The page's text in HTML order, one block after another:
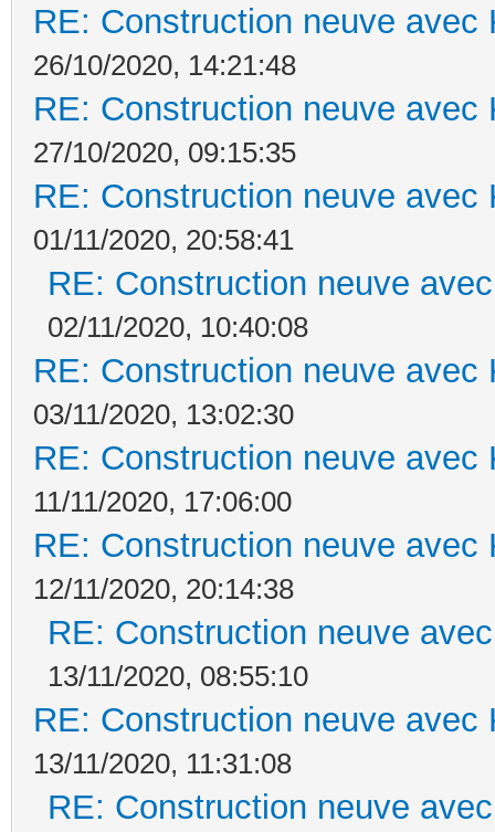
RE: Construction neuve avec
26/10/2020, 14:21:48
RE: Construction neuve avec
27/10/2020, 09:15:35
RE: Construction neuve avec
01/11/2020, 20:58:41
RE: Construction neuve
02/11/2020, 10:40:08
RE: Construction neuve avec
03/11/2020, 13:02:30
RE: Construction neuve avec
11/11/2020, 17:06:00
RE: Construction neuve avec
12/11/2020, 20:14:38
RE: Construction neuve
13/11/2020, 08:55:10
RE: Construction neuve avec
13/11/2020, 11:31:08
RE: Construction neuve